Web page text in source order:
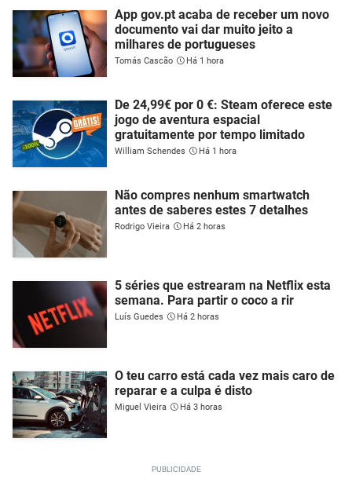
App gov.pt acaba de receber um novo
documento vai dar muito jeito a
milhares de portugueses
Tomás Cascão Há 1 hora
De 24,99€ por 0 €: Steam oferece este
jogo de aventura espacial
gratuitamente por tempo limitado
William Schendes Há 1 hora
Não compres nenhum smartwatch
antes de saberes estes 7 detalhes
Rodrigo Vieira Há 2 horas
5 séries que estrearam na Netflix esta
semana. Para partir o coco a rir
Luís Guedes Há 2 horas
O teu carro está cada vez mais caro de
reparar e a culpa é disto
Miguel Vieira Há 3 horas